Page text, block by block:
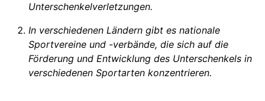
Unterschenkelverletzungen.
In verschiedenen Ländern gibt es nationale
Sportvereine und -verbände, die sich auf die
Förderung und Entwicklung des Unterschenkels in
verschiedenen Sportarten konzentrieren.